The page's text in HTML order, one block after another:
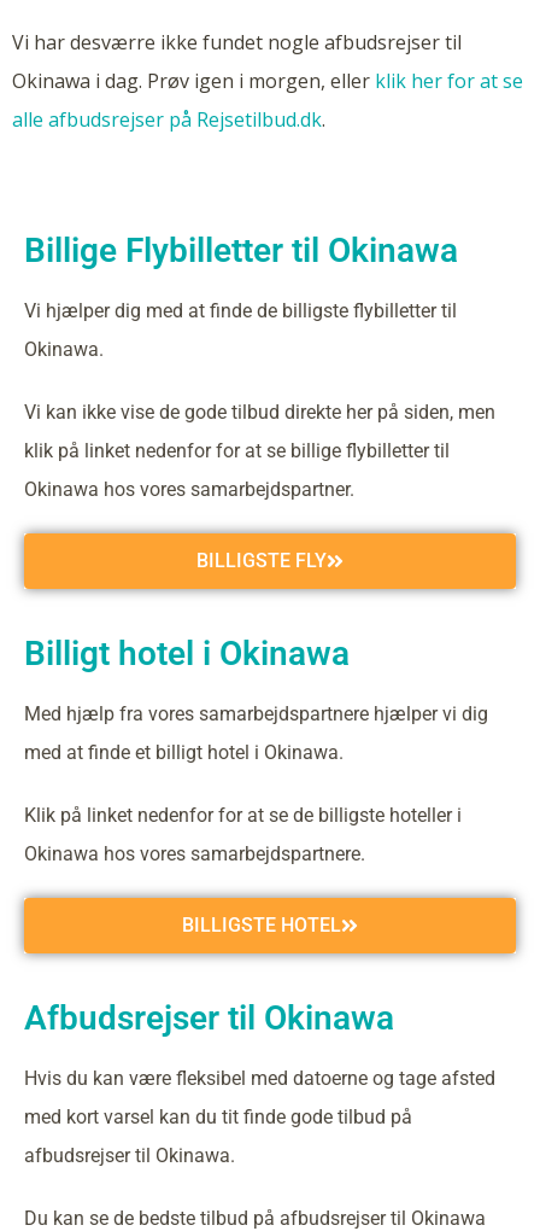
Vi har desværre ikke fundet nogle afbudsrejser til
Okinawa i dag. Prøv igen i morgen, eller klik her for at se
alle afbudsrejser på Rejsetilbud.dk.
Billige Flybilletter til Okinawa
Vi hjælper dig med at finde de billigste flybilletter til
Okinawa.
Vi kan ikke vise de gode tilbud direkte her på siden, men
klik på linket nedenfor for at se billige flybilletter til
Okinawa hos vores samarbejdspartner.
BILLIGSTE FLY
Billigt hotel i Okinawa
Med hjælp fra vores samarbejdspartnere hjælper vi dig
med at finde et billigt hotel i Okinawa.
Klik på linket nedenfor for at se de billigste hoteller i
Okinawa hos vores samarbejdspartnere.
BILLIGSTE HOTEL
Afbudsrejser til Okinawa
Hvis du kan være fleksibel med datoerne og tage afsted
med kort varsel kan du tit finde gode tilbud på
afbudsrejser til Okinawa.
Du kan se de bedste tilbud på afbudsrejser til Okinawa